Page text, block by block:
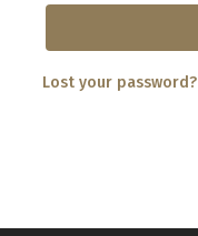
Lost your password?